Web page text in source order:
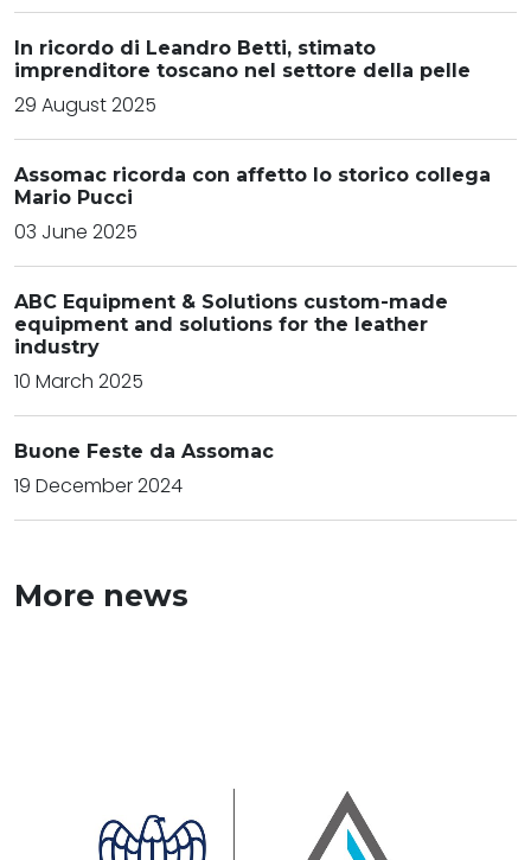
In ricordo di Leandro Betti, stimato
imprenditore toscano nel settore della pelle
29 August 2025
Assomac ricorda con affetto lo storico collega
Mario Pucci
03 June 2025
ABC Equipment & Solutions custom-made
equipment and solutions for the leather
industry
10 March 2025
Buone Feste da Assomac
19 December 2024
More news